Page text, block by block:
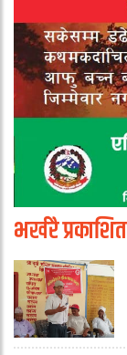
भर्खरै प्रकाशित